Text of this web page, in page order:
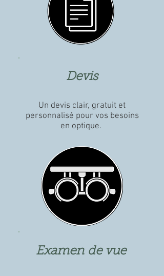
Devis
Un devis clair, gratuit et
personnalisé pour vos besoins
en optique.
Examen de vue